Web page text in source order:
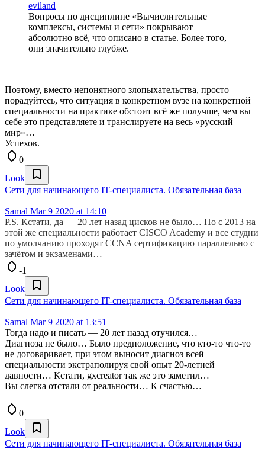
eviland
Вопросы по дисциплине «Вычислительные
комплексы, системы и сети» покрывают
абсолютно всё, что описано в статье. Более того,
они значительно глубже.
Поэтому, вместо непонятного злопыхательства, просто
порадуйтесь, что ситуация в конкретном вузе на конкретной
специальности на практике обстоит всё же получше, чем вы
себе это представляете и транслируете на весь «русский
мир»…
Успехов.
0
Look
Сети для начинающего IT-специалиста. Обязательная база
Samal Mar 9 2020 at 14:10
P.S. Кстати, да — 20 лет назад цисков не было… Но с 2013 на
этой же специальности работает CISCO Academy и все студни
по умолчанию проходят CCNA сертификацию параллельно с
зачётом и экзаменами…
-1
Look
Сети для начинающего IT-специалиста. Обязательная база
Samal Mar 9 2020 at 13:51
Тогда надо и писать — 20 лет назад отучился…
Диагноза не было… Было предположение, что кто-то что-то
не договаривает, при этом выносит диагноз всей
специальности экстраполируя свой опыт 20-летней
давности… Кстати, gxcreator так же это заметил…
Вы слегка отстали от реальности… К счастью…
0
Look
Сети для начинающего IT-специалиста. Обязательная база